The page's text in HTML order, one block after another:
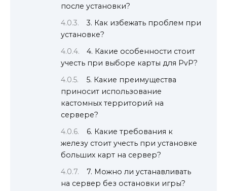
после установки?
3. Как избежать проблем при
установке?
4. Какие особенности стоит
учесть при выборе карты для PvP?
5. Какие преимущества
приносит использование
кастомных территорий на
сервере?
6. Какие требования к
железу стоит учесть при установке
больших карт на сервер?
7. Можно ли устанавливать
на сервер без остановки игры?